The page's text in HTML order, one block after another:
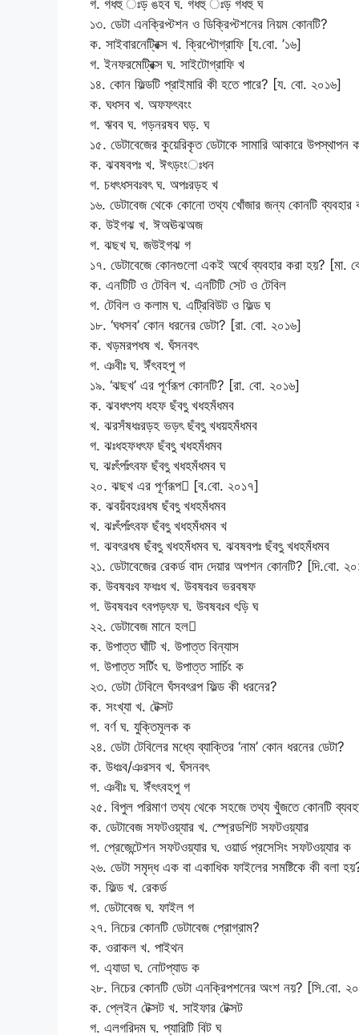
গ. গধহু ঃড় ঙহব ঘ. গধহু ঃড় গধহু ঘ
১৩. ডেটা এনক্রিপ্টশন ও ডিক্রিপ্টশনের নিয়ম কোনটি?
ক. সাইবারনেট্রিক্স খ. ক্রিপ্টোগ্রাফি [য.বো. ’১৬]
গ. ইনফরমেট্রিক্স ঘ. সাইটোগ্রাফি খ
১৪. কোন ফিল্ডটি প্রাইমারি কী হতে পারে? [য. বো. ২০১৬]
ক. ঘধসব খ. অফফৎবংং
গ. ঋবব ঘ. গড়নরষব ঘড়. ঘ
১৫. ডেটাবেজের কুয়েরিকৃত ডেটাকে সামারি আকারে
ক. ঝবষবপঃ খ. ঈৎড়ংংঃধন
গ. চধৎধসবঃবৎ ঘ. অপঃরড়হ খ
১৬. ডেটাবেজ থেকে কোনো তথ্য খোঁজার জন্য কোনটি
ক. উইগঝ খ. ঈঅঊঝঅজ
গ. ঝছখ ঘ. জউইগঝ গ
১৭. ডেটাবেজে কোনগুলো একই অর্থে ব্যবহার করা হয়? [মা.
ক. এনটিটি ও টেবিল খ. এনটিটি সেট ও টেবিল
গ. টেবিল ও কলাম ঘ. এট্রিবিউট ও ফিল্ড ঘ
১৮. ‘ঘধসব’ কোন ধরনের ডেটা? [রা. বো. ২০১৬]
ক. খড়মরপধষ খ. ঘঁসনবৎ
গ. ঞবীঃ ঘ. ঈঁৎবহপু গ
১৯. ‘ঝছখ’ এর পূর্ণরূপ কোনটি? [রা. বো. ২০১৬]
ক. ঝবধৎপয ধহফ ছঁবৎু খধহমঁধমব
খ. ঝরসঁষধঃরড়হ ভড়ৎ ছঁবৎু খধয়হমঁধমব
গ. ঝঃধহফধৎফ ছঁবৎু খধহমঁধমব
ঘ. ঝঃৎঁপঃঁৎবফ ছঁবৎু খধহমঁধমব ঘ
২০. ঝছখ এর পূর্ণরূপ [ব.বো. ২০১৭]
ক. ঝবয়ঁবহঃরধষ ছঁবৎু খধহমঁধমব
খ. ঝঃৎঁপঃঁৎবফ ছঁবৎু খধহমঁধমব খ
গ. ঝবৎরধষ ছঁবৎু খধহমঁধমব ঘ. ঝবষবপঃ ছঁবৎু খধহমঁধমব
২১. ডেটাবেজের রেকর্ড বাদ দেয়ার অপশন কোনটি? [দি.বো.
ক. উবষবঃব ফধঃধ খ. উবষবঃব ভরবষফ
গ. উবষবঃব ৎবপড়ৎফ ঘ. উবষবঃব ৎড়ি ঘ
২২. ডেটাবেজ মানে হল
ক. উপাত্ত ঘাঁটি খ. উপাত্ত বিন্যাস
গ. উপাত্ত সর্টিং ঘ. উপাত্ত সার্চিং ক
২৩. ডেটা টেবিলে ঘঁসবৎরপ ফিল্ড কী ধরনের?
ক. সংখ্যা খ. টেক্সট
গ. বর্ণ ঘ. যুক্তিমূলক ক
২৪. ডেটা টেবিলের মধ্যে ব্যাক্তির ‘নাম’ কোন ধরনের ডেটা?
ক. উধঃব/ঞরসব খ. ঘঁসনবৎ
গ. ঞবীঃ ঘ. ঈঁৎৎবহপু গ
২৫. বিপুল পরিমাণ তথ্য থেকে সহজে তথ্য খুঁজতে কোনটি
ক. ডেটাবেজ সফটওয়্যার খ. স্প্রেডশিট সফটওয়্যার
গ. প্রেজেন্টেশন সফটওয়্যার ঘ. ওয়ার্ড প্রসেসিং সফটওয়্যার ক
২৬. ডেটা সমৃদ্ধ এক বা একাধিক ফাইলের সমষ্টিকে কী বলা
ক. ফিল্ড খ. রেকর্ড
গ. ডেটাবেজ ঘ. ফাইল গ
২৭. নিচের কোনটি ডেটাবেজ প্রোগ্রাম?
ক. ওরাকল খ. পাইথন
গ. এ্যাডা ঘ. নোটপ্যাড ক
২৮. নিচের কোনটি ডেটা এনক্রিপশনের অংশ নয়? [সি.বো.
ক. প্লেইন টেক্সট খ. সাইফার টেক্সট
গ. এলগরিদম ঘ. প্যারিটি বিট ঘ